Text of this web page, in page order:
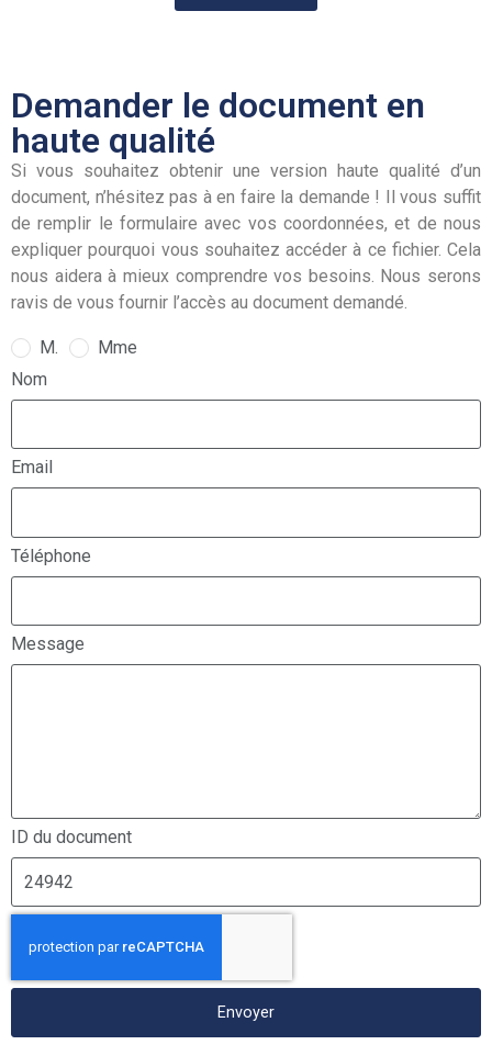
Demander le document en
haute qualité
Si vous souhaitez obtenir une version haute qualité d’un
document, n’hésitez pas à en faire la demande ! Il vous suffit
de remplir le formulaire avec vos coordonnées, et de nous
expliquer pourquoi vous souhaitez accéder à ce fichier. Cela
nous aidera à mieux comprendre vos besoins. Nous serons
ravis de vous fournir l’accès au document demandé.
M.
Mme
Nom
Email
Téléphone
Message
ID du document
Envoyer